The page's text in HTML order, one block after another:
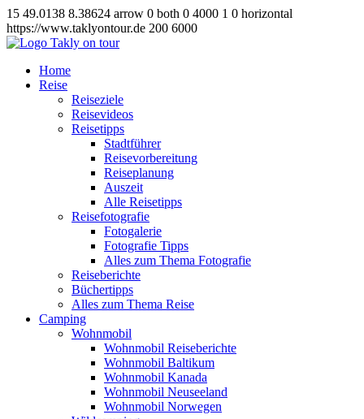
15 49.0138 8.38624 arrow 0 both 0 4000 1 0 horizontal
https://www.taklyontour.de 200 6000
Home
Reise
Reiseziele
Reisevideos
Reisetipps
Stadtführer
Reisevorbereitung
Reiseplanung
Auszeit
Alle Reisetipps
Reisefotografie
Fotogalerie
Fotografie Tipps
Alles zum Thema Fotografie
Reiseberichte
Büchertipps
Alles zum Thema Reise
Camping
Wohnmobil
Wohnmobil Reiseberichte
Wohnmobil Baltikum
Wohnmobil Kanada
Wohnmobil Neuseeland
Wohnmobil Norwegen